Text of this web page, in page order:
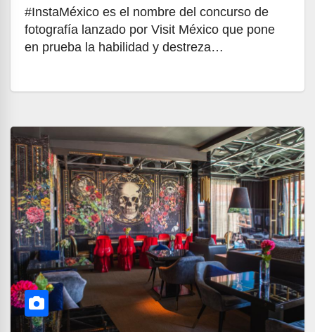
#InstaMéxico es el nombre del concurso de
fotografía lanzado por Visit México que pone
en prueba la habilidad y destreza…